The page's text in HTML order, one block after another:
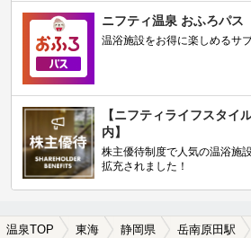
ニフティ温泉 おふろパス
温浴施設をお得に楽しめるサ
【ニフティライフスタイ
内】
株主優待制度で人気の温浴施
拡充されました！
温泉TOP 東海 静岡県 岳南原田駅